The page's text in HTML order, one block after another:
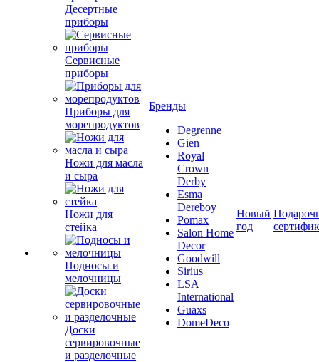
Десертные
приборы
Сервисные
приборы
Приборы для
морепродуктов
Ножи для масла
и сыра
Ножи для
стейка
Подносы и
мелочницы
Доски
сервировочные
и разделочные
Бренды
Degrenne
Gien
Royal
Crown
Derby
Esma
Dereboy
Pomax
Salon Home
Decor
Goodwill
Sirius
LSA
International
Guaxs
DomeDeco
Новый
год